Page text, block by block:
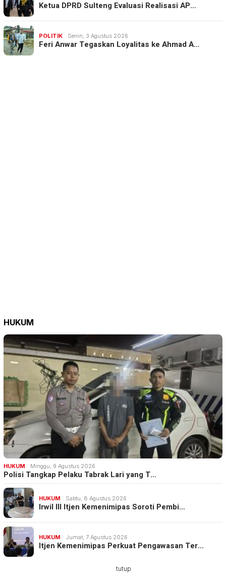
Ketua DPRD Sulteng Evaluasi Realisasi AP…
POLITIK Senin, 3 Agustus 2026
Feri Anwar Tegaskan Loyalitas ke Ahmad A…
HUKUM
HUKUM Minggu, 9 Agustus 2026
Polisi Tangkap Pelaku Tabrak Lari yang T…
HUKUM Sabtu, 8 Agustus 2026
Irwil III Itjen Kemenimipas Soroti Pembi…
HUKUM Jumat, 7 Agustus 2026
Itjen Kemenimipas Perkuat Pengawasan Ter…
tutup